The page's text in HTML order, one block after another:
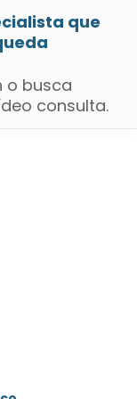
que
o busca
consulta.